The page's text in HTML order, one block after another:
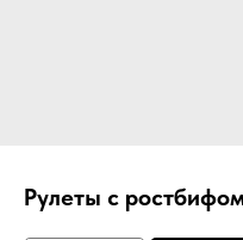
Рулеты с